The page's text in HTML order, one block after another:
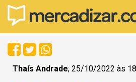
Thaís Andrade; 25/10/2022 às